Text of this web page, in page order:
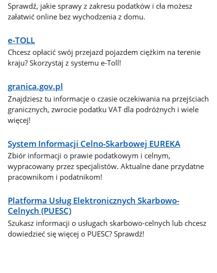
Sprawdź, jakie sprawy z zakresu podatków i cła możesz
załatwić online bez wychodzenia z domu.
e-TOLL
Chcesz opłacić swój przejazd pojazdem ciężkim na terenie
kraju? Skorzystaj z systemu e-Toll!
granica.gov.pl
Znajdziesz tu informacje o czasie oczekiwania na przejściach
granicznych, zwrocie podatku VAT dla podróżnych i wiele
więcej!
System Informacji Celno-Skarbowej EUREKA
Zbiór informacji o prawie podatkowym i celnym,
wypracowany przez specjalistów. Aktualne dane przydatne
pracownikom i podatnikom!
Platforma Usług Elektronicznych Skarbowo-
Celnych (PUESC)
Szukasz informacji o usługach skarbowo-celnych lub chcesz
dowiedzieć się więcej o PUESC? Sprawdź!